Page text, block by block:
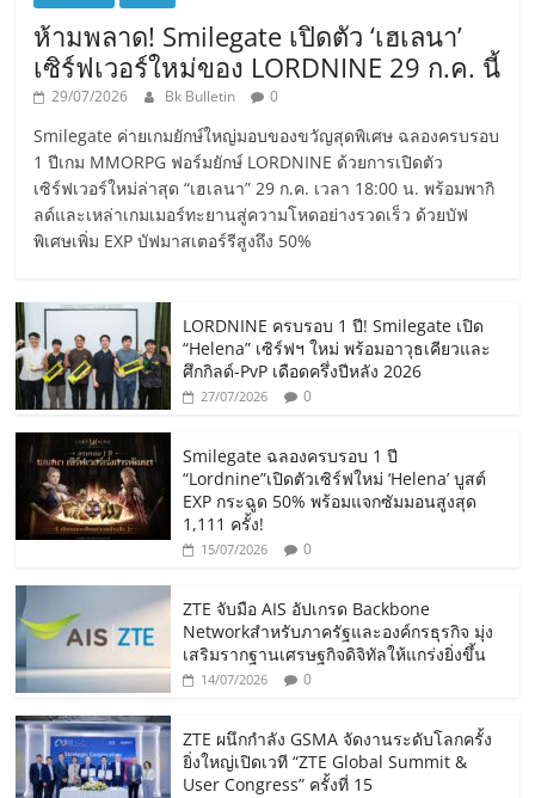
ห้ามพลาด! Smilegate เปิดตัว ‘เฮเลนา’
เซิร์ฟเวอร์ใหม่ของ LORDNINE 29 ก.ค. นี้
29/07/2026 Bk Bulletin 0
Smilegate ค่ายเกมยักษ์ใหญ่มอบของขวัญสุดพิเศษ ฉลองครบรอบ
1 ปีเกม MMORPG ฟอร์มยักษ์ LORDNINE ด้วยการเปิดตัว
เซิร์ฟเวอร์ใหม่ล่าสุด “เฮเลนา” 29 ก.ค. เวลา 18:00 น. พร้อมพากิ
ลด์และเหล่าเกมเมอร์ทะยานสู่ความโหดอย่างรวดเร็ว ด้วยบัฟ
พิเศษเพิ่ม EXP บัฟมาสเตอร์รีสูงถึง 50%
LORDNINE ครบรอบ 1 ปี! Smilegate เปิด
“Helena” เซิร์ฟฯ ใหม่ พร้อมอาวุธเคียวและ
ศึกกิลด์-PvP เดือดครึ่งปีหลัง 2026
27/07/2026 0
Smilegate ฉลองครบรอบ 1 ปี
“Lordnine”เปิดตัวเซิร์ฟใหม่ ‘Helena’ บูสต์
EXP กระฉูด 50% พร้อมแจกซัมมอนสูงสุด
1,111 ครั้ง!
15/07/2026 0
ZTE จับมือ AIS อัปเกรด Backbone
Networkสำหรับภาครัฐและองค์กรธุรกิจ มุ่ง
เสริมรากฐานเศรษฐกิจดิจิทัลให้แกร่งยิ่งขึ้น
14/07/2026 0
ZTE ผนึกกำลัง GSMA จัดงานระดับโลกครั้ง
ยิ่งใหญ่เปิดเวที “ZTE Global Summit &
User Congress” ครั้งที่ 15